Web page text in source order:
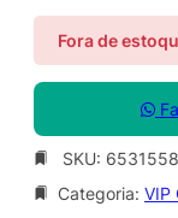
Fora de
SKU:
Categoria: VIP